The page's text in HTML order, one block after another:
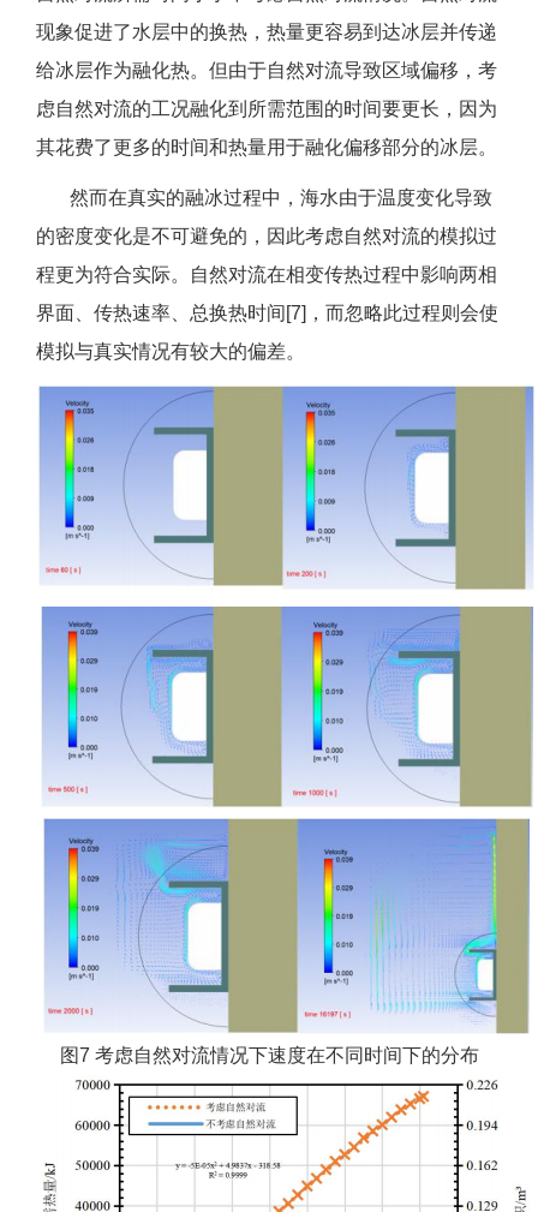
现象促进了水层中的换热，热量更容易到达冰层并传递
给冰层作为融化热。但由于自然对流导致区域偏移，考
虑自然对流的工况融化到所需范围的时间要更长，因为
其花费了更多的时间和热量用于融化偏移部分的冰层。
然而在真实的融冰过程中，海水由于温度变化导致
的密度变化是不可避免的，因此考虑自然对流的模拟过
程更为符合实际。自然对流在相变传热过程中影响两相
界面、传热速率、总换热时间[7]，而忽略此过程则会使
模拟与真实情况有较大的偏差。
图7 考虑自然对流情况下速度在不同时间下的分布